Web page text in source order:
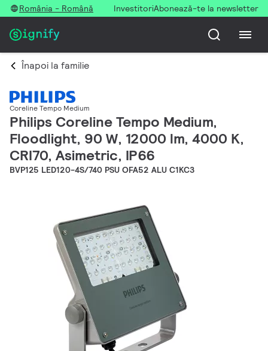
România - Română InvestitoriAbonează-te la newsletter
Înapoi la familie
Coreline Tempo Medium
Philips Coreline Tempo Medium,
Floodlight, 90 W, 12000 lm, 4000 K,
CRI70, Asimetric, IP66
BVP125 LED120-4S/740 PSU OFA52 ALU C1KC3